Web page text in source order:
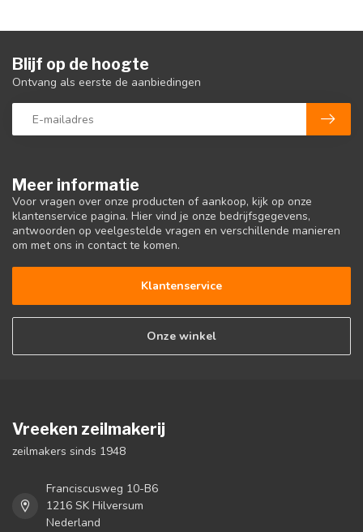
Meer informatie
Voor vragen over onze producten of aankoop, kijk op onze
klantenservice pagina. Hier vind je onze bedrijfsgegevens,
antwoorden op veelgestelde vragen en verschillende manieren
om met ons in contact te komen.
Klantenservice
Onze winkel
Blijf op de hoogte
Ontvang als eerste de aanbiedingen
Vreeken zeilmakerij
zeilmakers sinds 1948
Franciscusweg 10-B6
1216 SK Hilversum
Nederland